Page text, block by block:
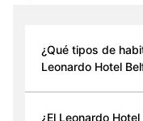
¿Qué tipos de
Leonardo Hotel
¿El Leonardo